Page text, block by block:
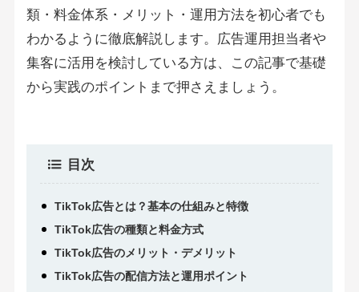
類・料金体系・メリット・運用方法を初心者でも
わかるように徹底解説します。広告運用担当者や
集客に活用を検討している方は、この記事で基礎
から実践のポイントまで押さえましょう。
目次
TikTok広告とは？基本の仕組みと特徴
TikTok広告の種類と料金方式
TikTok広告のメリット・デメリット
TikTok広告の配信方法と運用ポイント